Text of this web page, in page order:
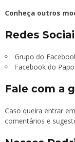
Conheça outros
Redes
Grupo do
Facebook do
Fale com a
Caso queira entrar
comentários e